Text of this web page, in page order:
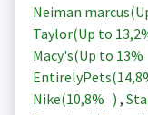
Neiman
Taylor(Up to
Macy's(Up to 13%
EntirelyPets(
Nike(10,8% ) ,